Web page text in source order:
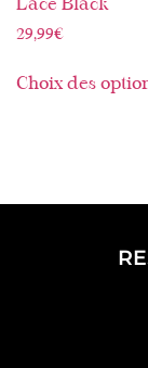
Lace Black
29,99€
Choix des